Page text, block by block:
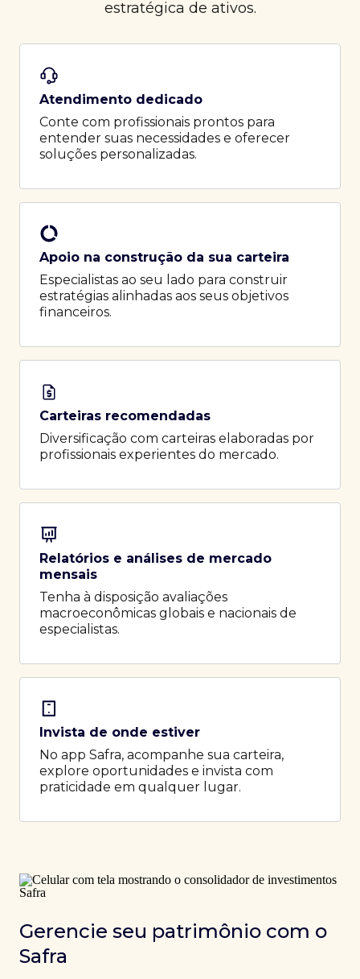
estratégica de ativos.
Atendimento dedicado
Conte com profissionais prontos para
entender suas necessidades e oferecer
soluções personalizadas.
Apoio na construção da sua carteira
Especialistas ao seu lado para construir
estratégias alinhadas aos seus objetivos
financeiros.
Carteiras recomendadas
Diversificação com carteiras elaboradas por
profissionais experientes do mercado.
Relatórios e análises de mercado
mensais
Tenha à disposição avaliações
macroeconômicas globais e nacionais de
especialistas.
Invista de onde estiver
No app Safra, acompanhe sua carteira,
explore oportunidades e invista com
praticidade em qualquer lugar.
Gerencie seu patrimônio com o
Safra